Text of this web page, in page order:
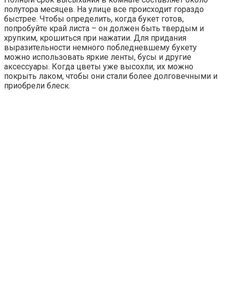
полутора месяцев. На улице все происходит гораздо
быстрее. Чтобы определить, когда букет готов,
попробуйте край листа – он должен быть твердым и
хрупким, крошиться при нажатии. Для придания
выразительности немного побледневшему букету
можно использовать яркие ленты, бусы и другие
аксессуары. Когда цветы уже высохли, их можно
покрыть лаком, чтобы они стали более долговечными и
приобрели блеск.